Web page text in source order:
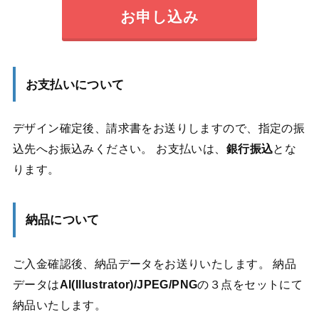
お申し込み
お支払いについて
デザイン確定後、請求書をお送りしますので、指定の振
込先へお振込みください。 お支払いは、 銀行振込とな
ります。
納品について
ご入金確認後、納品データをお送りいたします。 納品
データはAI(Illustrator)/JPEG/PNGの３点をセットにて
納品いたします。